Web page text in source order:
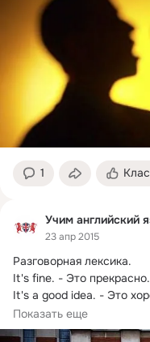
1
Учим английский
23 апр 2015
Разговорная лексика.
It's fine. - Это прекрасно.
It's a good idea. - Это
I mean it. - Именно это я
Not bad. - Неплохо.
Показать еще